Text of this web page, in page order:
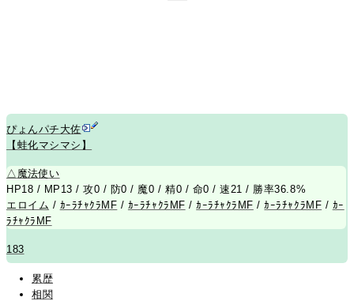
ぴょんパチ大佐
【蛙化マシマシ】
△ 魔法使い
HP18 / MP13 / 攻0 / 防0 / 魔0 / 精0 / 命0 / 速21 / 勝率36.8%
エロイム / ｶｰﾗﾁｬｸﾗMF / ｶｰﾗﾁｬｸﾗMF /ｶｰﾗﾁｬｸﾗMF /ｶｰﾗﾁｬｸﾗMF / ｶｰ
ﾗﾁｬｸﾗMF
183
累歴
相関